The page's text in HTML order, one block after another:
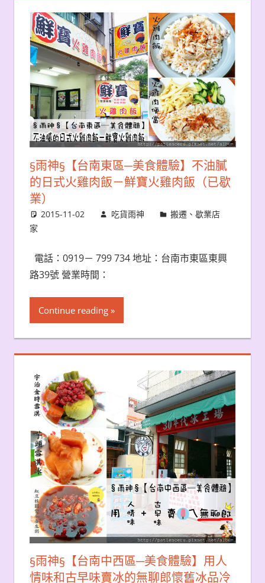
§雨神§【台南東區─美食體驗】不油膩
的日式火雞肉飯－鮮寶火雞肉飯（已歇
業）
2015-11-02 吃貨雨神
搬遷、歇業店
家
電話：0919－ 799 734 地址：台南市東區東興
路39號 營業時間：
Continue reading
§雨神§【台南中西區─美食體驗】用人
情味和古早味賣冰的無聊郎懷舊冰品冷